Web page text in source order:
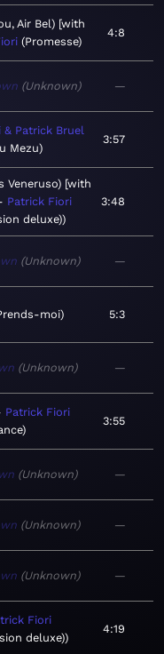
Air Bel) [with
Promesse
4:8
Unknown —
& Patrick Bruel
Mezu
3:57
Veneruso) [with
Patrick Fiori
deluxe)
3:48
Unknown —
moi 5:3
Unknown —
Patrick Fiori
3:55
Unknown —
Unknown —
Unknown —
Fiori
deluxe)
4:19